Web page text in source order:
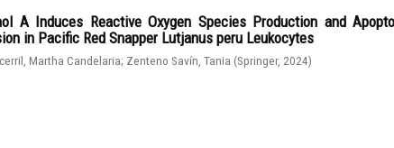
A Induces Reactive Oxygen Species Production and
in Pacific Red Snapper Lutjanus peru Leukocytes
Martha Candelaria; Zenteno Savín, Tania (Springer, 2024)